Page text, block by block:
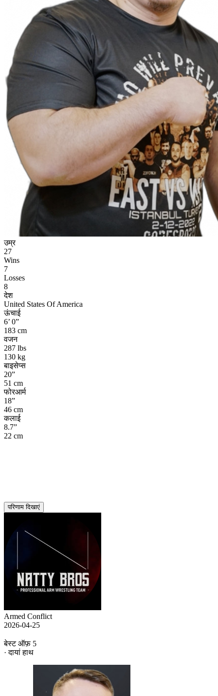
उम्र
27
Wins
7
Losses
8
देश
United States Of America
ऊंचाई
6’ 0”
183 cm
वजन
287 lbs
130 kg
बाइसेप्स
20”
51 cm
फोरआर्म
18”
46 cm
कलाई
8.7”
22 cm
परिणाम दिखाएं
Armed Conflict
2026-04-25
बेस्ट ऑफ़ 5
· दायां हाथ